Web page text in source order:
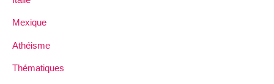
Mexique
Athéisme
Thématiques